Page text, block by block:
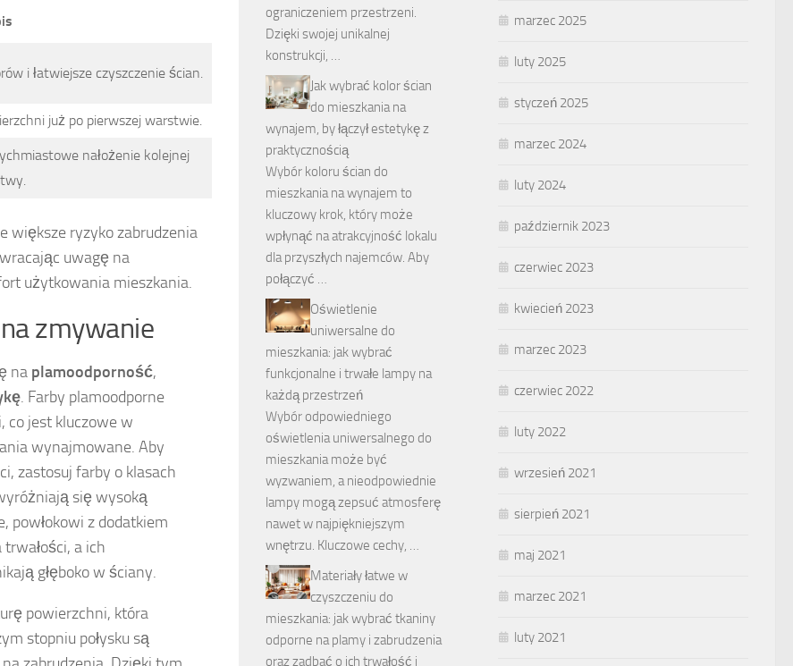
i łatwiejsze czyszczenie ścian.
już po pierwszej warstwie.
nałożenie kolejnej
większe ryzyko zabrudzenia
uwagę na
użytkowania mieszkania.
zmywanie
na plamoodporność,
. Farby plamoodporne
co jest kluczowe w
wynajmowane. Aby
zastosuj farby o klasach
się wysoką
powłokowi z dodatkiem
a ich
głęboko w ściany.
powierzchni, która
stopniu połysku są
marzec 2025
luty 2025
styczeń 2025
marzec 2024
luty 2024
październik 2023
czerwiec 2023
kwiecień 2023
marzec 2023
czerwiec 2022
luty 2022
wrzesień 2021
sierpień 2021
maj 2021
marzec 2021
luty 2021
ograniczeniem przestrzeni.
Dzięki swojej unikalnej
konstrukcji, …
Jak wybrać kolor ścian
do mieszkania na
wynajem, by łączył estetykę z
praktycznością
Wybór koloru ścian do
mieszkania na wynajem to
kluczowy krok, który może
wpłynąć na atrakcyjność lokalu
dla przyszłych najemców. Aby
połączyć …
Oświetlenie
uniwersalne do
mieszkania: jak wybrać
funkcjonalne i trwałe lampy na
każdą przestrzeń
Wybór odpowiedniego
oświetlenia uniwersalnego do
mieszkania może być
wyzwaniem, a nieodpowiednie
lampy mogą zepsuć atmosferę
nawet w najpiękniejszym
wnętrzu. Kluczowe cechy, …
Materiały łatwe w
czyszczeniu do
mieszkania: jak wybrać tkaniny
odporne na plamy i zabrudzenia
oraz zadbać o ich trwałość i